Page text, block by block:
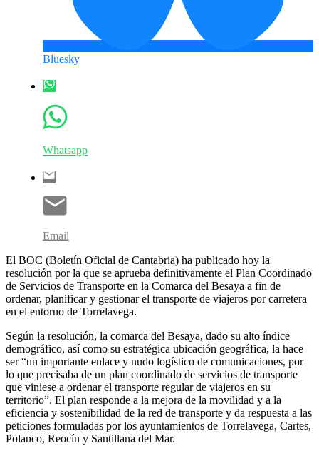
Bluesky
Whatsapp
Email
El BOC (Boletín Oficial de Cantabria) ha publicado hoy la
resolución por la que se aprueba definitivamente el Plan Coordinado
de Servicios de Transporte en la Comarca del Besaya a fin de
ordenar, planificar y gestionar el transporte de viajeros por carretera
en el entorno de Torrelavega.
Según la resolución, la comarca del Besaya, dado su alto índice
demográfico, así como su estratégica ubicación geográfica, la hace
ser “un importante enlace y nudo logístico de comunicaciones, por
lo que precisaba de un plan coordinado de servicios de transporte
que viniese a ordenar el transporte regular de viajeros en su
territorio”. El plan responde a la mejora de la movilidad y a la
eficiencia y sostenibilidad de la red de transporte y da respuesta a las
peticiones formuladas por los ayuntamientos de Torrelavega, Cartes,
Polanco, Reocín y Santillana del Mar.